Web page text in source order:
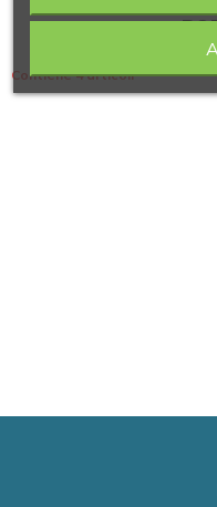
Contiene 4 articoli